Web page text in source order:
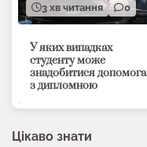
3 хв читання 0
У яких випадках
студенту може
знадобитися допомога
з дипломною
Цікаво знати